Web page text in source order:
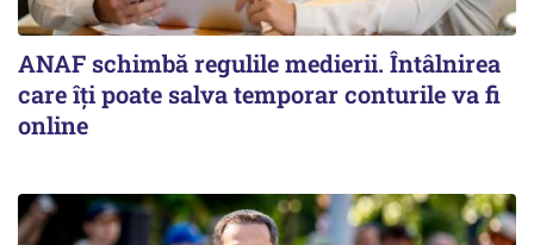
ANAF schimbă regulile medierii. Întâlnirea
care îți poate salva temporar conturile va fi
online